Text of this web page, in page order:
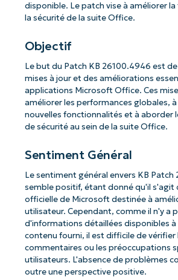
disponible. Le patch vise à améliorer
la sécurité de la suite Office.
Objectif
Le but du Patch KB 26100.4946 est
mises à jour et des améliorations
applications Microsoft Office. Ces
améliorer les performances globales,
nouvelles fonctionnalités et à aborder
de sécurité au sein de la suite Office.
Sentiment Général
Le sentiment général envers KB Patch
semble positif, étant donné qu'il s'agit
officielle de Microsoft destinée à
utilisateur. Cependant, comme il n'y a
d'informations détaillées disponibles
contenu fourni, il est difficile de vérifier
commentaires ou les préoccupations
utilisateurs. L'absence de problèmes
outre une perspective positive.